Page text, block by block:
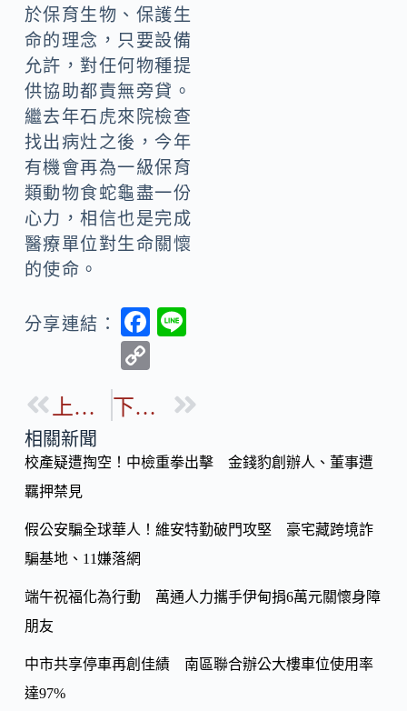
於保育生物、保護生
命的理念，只要設備
允許，對任何物種提
供協助都責無旁貸。
繼去年石虎來院檢查
找出病灶之後，今年
有機會再為一級保育
類動物食蛇龜盡一份
心力，相信也是完成
醫療單位對生命關懷
的使命。
分享連結：
F
b
o
p
Li
k
上一篇 下一篇
相關新聞
校產疑遭掏空！中檢重拳出擊 金錢豹創辦人、董事遭
羈押禁見
假公安騙全球華人！維安特勤破門攻堅 豪宅藏跨境詐
騙基地、11嫌落網
端午祝福化為行動 萬通人力攜手伊甸捐6萬元關懷身障
朋友
中市共享停車再創佳績 南區聯合辦公大樓車位使用率
達97%